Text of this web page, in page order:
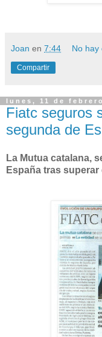
Joan en 7:44 No hay
Compartir
lunes, 11 de
Fiatc seguros
segunda de
La Mutua catalana,
España tras